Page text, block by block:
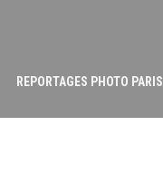
REPORTAGES PHOTO PARIS